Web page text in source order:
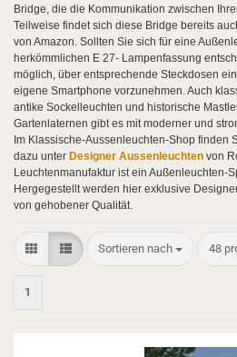
Bridge, die die Kommunikation zwischen
Teilweise findet sich diese Bridge bereits
von Amazon. Sollten Sie sich für eine
herkömmlichen E 27- Lampenfassung
möglich, über entsprechende Steckdosen
eigene Smartphone vorzunehmen. Auch
antike Sockelleuchten und historische
Gartenlaternen gibt es mit moderner und
Im Klassische-Aussenleuchten-Shop finden
dazu unter Designer Aussenleuchten von
Leuchtenmanufaktur ist ein Außenleuchten-
Hergegestellt werden hier exklusive
von gehobener Qualität.
Sortieren nach
Sortieren nach 48
pro
1